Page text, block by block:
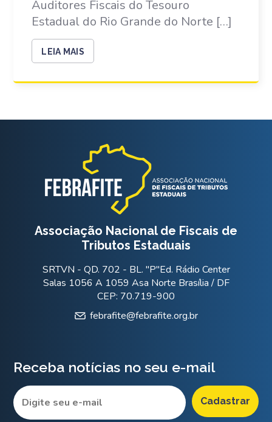
Auditores Fiscais do Tesouro
Estadual do Rio Grande do Norte […]
LEIA MAIS
Associação Nacional de Fiscais de
Tributos Estaduais
SRTVN - QD. 702 - BL. "P"Ed. Rádio Center
Salas 1056 A 1059 Asa Norte Brasília / DF
CEP: 70.719-900
febrafite@febrafite.org.br
Receba notícias no seu e-mail